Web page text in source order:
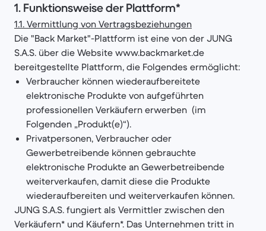
1. Funktionsweise der Plattform*
1.1. Vermittlung von Vertragsbeziehungen
Die "Back Market"-Plattform ist eine von der JUNG
S.A.S. über die Website www.backmarket.de
bereitgestellte Plattform, die Folgendes ermöglicht:
Verbraucher können wiederaufbereitete
elektronische Produkte von aufgeführten
professionellen Verkäufern erwerben (im
Folgenden „Produkt(e)“).
Privatpersonen, Verbraucher oder
Gewerbetreibende können gebrauchte
elektronische Produkte an Gewerbetreibende
weiterverkaufen, damit diese die Produkte
wiederaufbereiten und weiterverkaufen können.
JUNG S.A.S. fungiert als Vermittler zwischen den
Verkäufern* und Käufern*. Das Unternehmen tritt in